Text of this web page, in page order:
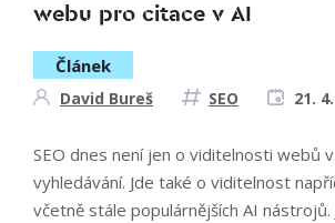
webu pro citace v AI
Článek
David Bureš SEO 21.
SEO dnes není jen o viditelnosti webů
vyhledávání. Jde také o viditelnost
včetně stále populárnějších AI nástrojů.